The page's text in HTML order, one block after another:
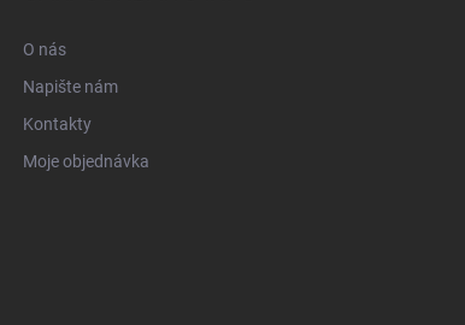
O nás
Napište nám
Kontakty
Moje objednávka